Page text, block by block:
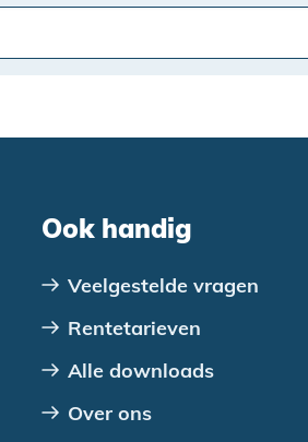
Ook handig
Veelgestelde vragen
Rentetarieven
Alle downloads
Over ons